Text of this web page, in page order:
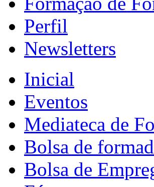
Perfil
Newsletters
Inicial
Eventos
Mediateca de
Bolsa de
Bolsa de